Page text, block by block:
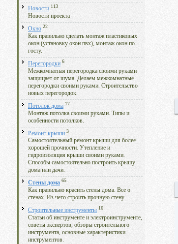
Новости 113
Новости проекта
Окно 22
Как правильно сделать монтаж пластиковых
окон (установку окон пвх), монтаж окон по
госту.
Перегородки 6
Межкомнатная перегородка своими руками
защищает от шума. Делаем межкомнатные
перегородки своими руками. Строительство
новых перегородок.
Потолок дома 17
Монтаж потолка своими руками. Типы и
особенности потолков.
Ремонт крыши 3
Самостоятельный ремонт крыши для более
хорошей прочности. Утепление и
гидроизоляция крыши своими руками.
Способы самостоятельно построить крышу
дома или дачи.
Стены дома 65
Как правильно красить стены дома. Все о
стенах. Из чего строить прочную стену.
Строительные инструменты 16
Статьи об инструменте и электроинструменте,
советы экспертов, обзоры строительного
инструмента, основные характеристики
инструментов.